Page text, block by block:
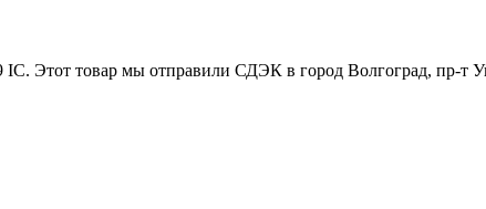
IC. Этот товар мы отправили СДЭК в город Волгоград, пр-т